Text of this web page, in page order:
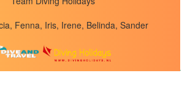
Fenna, Iris, Irene, Belinda, Sander